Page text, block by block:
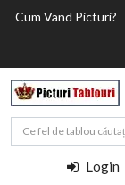
Cum Vand Picturi?
Login